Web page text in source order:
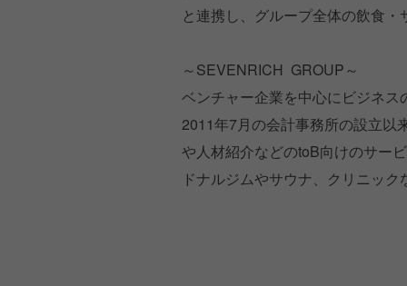
と連携し、グループ全体の飲食
～SEVENRICH GROUP～
ベンチャー企業を中心にビジネ
2011年7月の会計事務所の設立以
や人材紹介などのtoB向けのサー
ドナルジムやサウナ、クリニッ